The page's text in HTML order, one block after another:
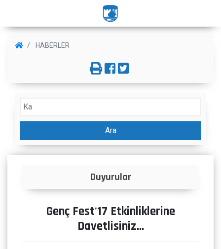
HABERLER
Ara
Genç Fest'17 Etkinliklerine
Davetlisiniz…